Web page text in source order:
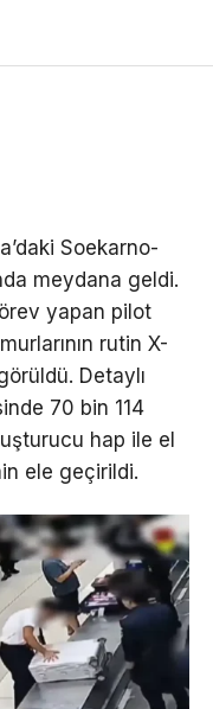
Soekarno-
meydana geldi.
yapan pilot
rutin X-
Detaylı
70 bin 114
hap ile el
ele geçirildi.